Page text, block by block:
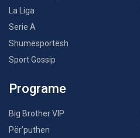
La Liga
Serie A
Shumësportësh
Sport Gossip
Programe
Big Brother VIP
Për’puthen